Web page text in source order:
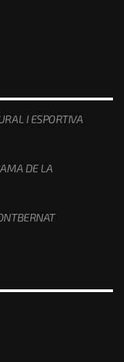
I ESPORTIVA
DE LA